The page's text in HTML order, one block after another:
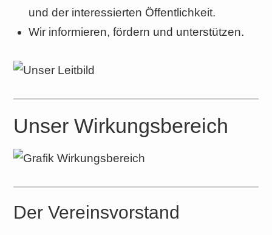
und der interessierten Öffentlichkeit.
Wir informieren, fördern und unterstützen.
Unser Wirkungsbereich
Der Vereinsvorstand